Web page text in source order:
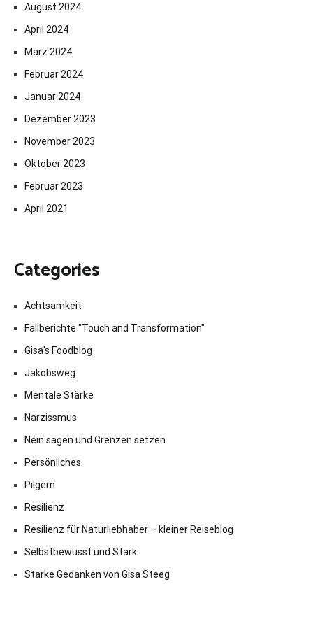
August 2024
April 2024
März 2024
Februar 2024
Januar 2024
Dezember 2023
November 2023
Oktober 2023
Februar 2023
April 2021
Categories
Achtsamkeit
Fallberichte "Touch and Transformation"
Gisa's Foodblog
Jakobsweg
Mentale Stärke
Narzissmus
Nein sagen und Grenzen setzen
Persönliches
Pilgern
Resilienz
Resilienz für Naturliebhaber – kleiner Reiseblog
Selbstbewusst und Stark
Starke Gedanken von Gisa Steeg